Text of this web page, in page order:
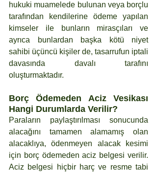
hukuki muamelede bulunan veya borçlu
tarafından kendilerine ödeme yapılan
kimseler ile bunların mirasçıları ve
ayrıca bunlardan başka kötü niyet
sahibi üçüncü kişiler de, tasarrufun iptali
davasında davalı tarafını
oluşturmaktadır.
Borç Ödemeden Aciz Vesikası
Hangi Durumlarda Verilir?
Paraların paylaştırılması sonucunda
alacağını tamamen alamamış olan
alacaklıya, ödenmeyen alacak kesimi
için borç ödemeden aciz belgesi verilir.
Aciz belgesi hiçbir harç ve resme tabi